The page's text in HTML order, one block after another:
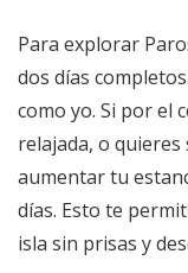
Para explorar
dos días
como yo. Si por el
relajada, o
aumentar tu
días. Esto te
isla sin prisas y